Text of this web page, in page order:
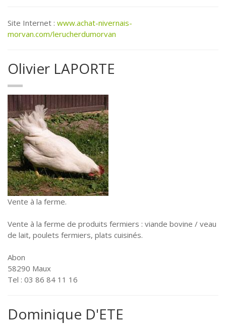
Site Internet : www.achat-nivernais-
morvan.com/lerucherdumorvan
Olivier LAPORTE
Vente à la ferme.
Vente à la ferme de produits fermiers : viande bovine / veau
de lait, poulets fermiers, plats cuisinés.
Abon
58290 Maux
Tel : 03 86 84 11 16
Dominique D'ETE